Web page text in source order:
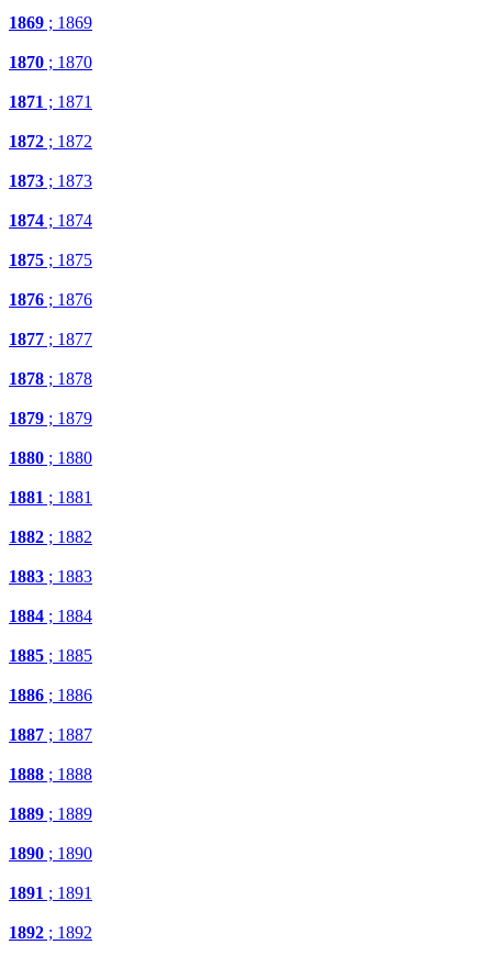
1869 ; 1869
1870 ; 1870
1871 ; 1871
1872 ; 1872
1873 ; 1873
1874 ; 1874
1875 ; 1875
1876 ; 1876
1877 ; 1877
1878 ; 1878
1879 ; 1879
1880 ; 1880
1881 ; 1881
1882 ; 1882
1883 ; 1883
1884 ; 1884
1885 ; 1885
1886 ; 1886
1887 ; 1887
1888 ; 1888
1889 ; 1889
1890 ; 1890
1891 ; 1891
1892 ; 1892